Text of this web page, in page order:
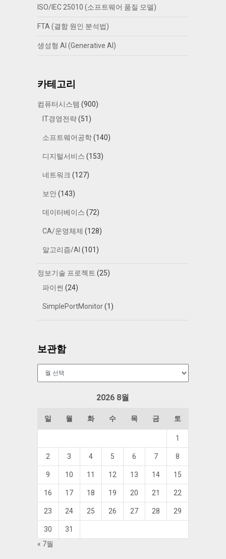
ISO/IEC 25010 (소프트웨어 품질 모델)
FTA (결함 원인 분석법)
생성형 AI (Generative AI)
카테고리
컴퓨터시스템 (900)
IT경영전략(51)
소프트웨어공학(140)
디지털서비스 (153)
네트워크 (127)
보안(143)
데이터베이스 (72)
CA/운영체제 (128)
알고리즘/AI (101)
정보기술 프로젝트 (25)
파이썬 (24)
SimplePortMonitor(1)
보관함
2026 8월
일 월 화 수 목 금 토
1
2 3 4 5 6 7 8
9 10 11 12 13 14 15
16 17 18 19 20 21 22
23 24 25 26 27 28 29
30
31
« 7월